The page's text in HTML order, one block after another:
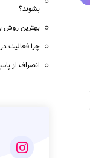
بشوند؟
بهترین روش
چرا فعالیت
انصراف از